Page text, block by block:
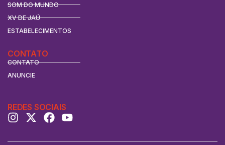
SOM DO MUNDO
XV DE JAÚ
ESTABELECIMENTOS
CONTATO
CONTATO
ANUNCIE
REDES SOCIAIS